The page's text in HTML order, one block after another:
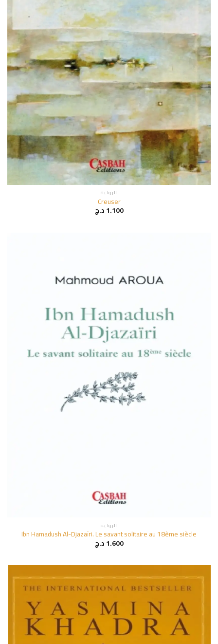
الروا ية
Creuser
1.100د.ج
الروا ية
Ibn Hamadush Al-Djazaïri. Le savant solitaire au 18ème siècle
1.600د.ج